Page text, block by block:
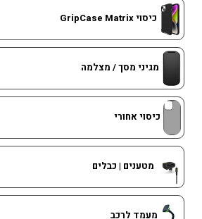
כיסוי GripCase Matrix
מגיני מסך / מצלמה
כיסוי אחורי
מטענים | כבלים
מעמד לרכב